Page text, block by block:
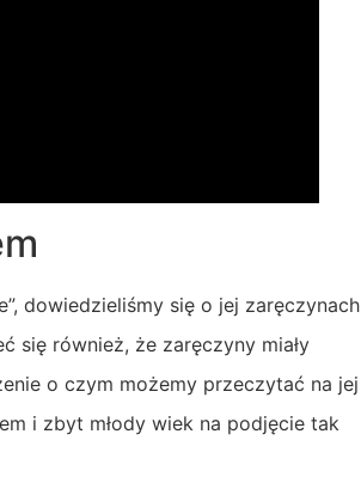
dowiedzieliśmy się o jej zaręczynach
się również, że zaręczyny miały
o czym możemy przeczytać na jej
i zbyt młody wiek na podjęcie tak